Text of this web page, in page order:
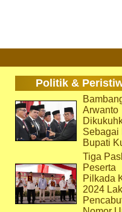
Politik &
Arwanto
Sebagai
Bupati
Tiga
Peserta
Pilkada
2024